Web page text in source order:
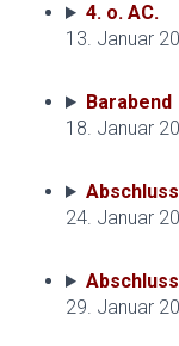
4. o. AC.
13. Januar
Barabend
18. Januar
24. Januar
29. Januar